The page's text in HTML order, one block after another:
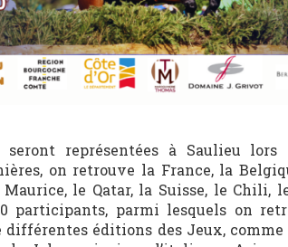
seront représentées à Saulieu
on retrouve la France, la
Maurice, le Qatar, la Suisse, le Chili,
participants, parmi lesquels on
différentes éditions des Jeux, comme